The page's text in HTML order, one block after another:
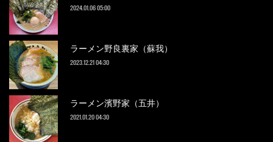
2024.01.06 05:00
ラーメン野良裏家（蘇我）
2023.12.21 04:30
ラーメン濱野家（五井）
2021.01.20 04:30